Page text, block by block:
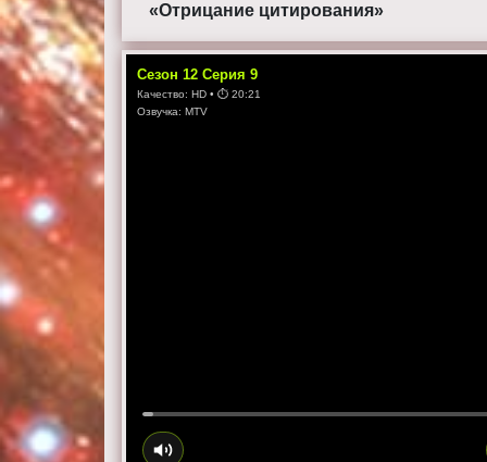
«Отрицание цитирования»
Сезон12 Серия9
Качество:HD • ⏱20:21
Озвучка:MTV